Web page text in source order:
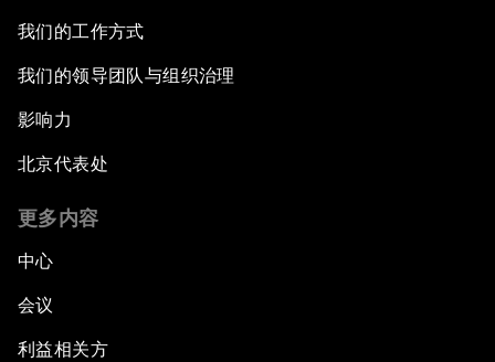
我们的工作方式
我们的领导团队与组织治理
影响力
北京代表处
更多内容
中心
会议
利益相关方